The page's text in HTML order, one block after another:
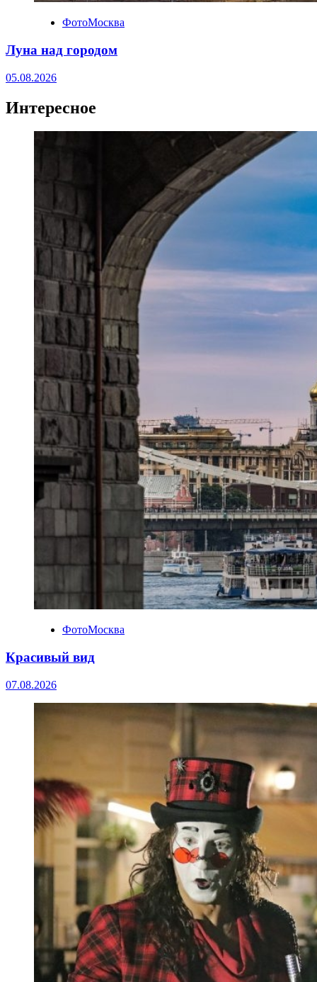
ФотоМосква
Луна над городом
05.08.2026
Интересное
ФотоМосква
Красивый вид
07.08.2026